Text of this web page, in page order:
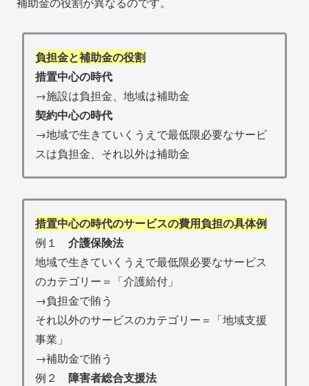
負担金と補助金の役割
措置中心の時代
→施設は負担金、地域は補助金
契約中心の時代
→地域で生きていくうえで最低限必要なサービ
スは負担金、それ以外は補助金
措置中心の時代のサービスの費用負担の具体例
例１ 介護保険法
地域で生きていくうえで最低限必要なサービス
のカテゴリー＝「介護給付」
→負担金で賄う
それ以外のサービスのカテゴリー＝「地域支援
事業」
→補助金で賄う
例２ 障害者総合支援法